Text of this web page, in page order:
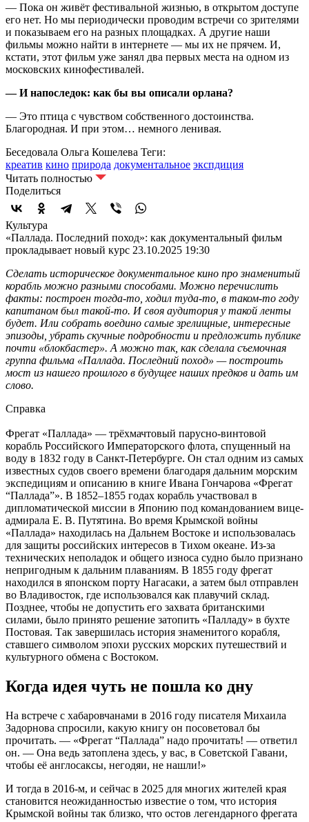
— Пока он живёт фестивальной жизнью, в открытом доступе
его нет. Но мы периодически проводим встречи со зрителями
и показываем его на разных площадках. А другие наши
фильмы можно найти в интернете — мы их не прячем. И,
кстати, этот фильм уже занял два первых места на одном из
московских кинофестивалей.
— И напоследок: как бы вы описали орлана?
— Это птица с чувством собственного достоинства.
Благородная. И при этом… немного ленивая.
Беседовала Ольга Кошелева Теги:
креатив кино природа документальное экспдиция
Читать полностью
Поделиться
Культура
«Паллада. Последний поход»: как документальный фильм
прокладывает новый курс 23.10.2025 19:30
Сделать историческое документальное кино про знаменитый
корабль можно разными способами. Можно перечислить
факты: построен тогда-то, ходил туда-то, в таком-то году
капитаном был такой-то. И своя аудитория у такой ленты
будет. Или собрать воедино самые зрелищные, интересные
эпизоды, убрать скучные подробности и предложить публике
почти «блокбастер». А можно так, как сделала съемочная
группа фильма «Паллада. Последний поход» — построить
мост из нашего прошлого в будущее наших предков и дать им
слово.
Справка
Фрегат «Паллада» — трёхмачтовый парусно-винтовой
корабль Российского Императорского флота, спущенный на
воду в 1832 году в Санкт-Петербурге. Он стал одним из самых
известных судов своего времени благодаря дальним морским
экспедициям и описанию в книге Ивана Гончарова «Фрегат
“Паллада”». В 1852–1855 годах корабль участвовал в
дипломатической миссии в Японию под командованием вице-
адмирала Е. В. Путятина. Во время Крымской войны
«Паллада» находилась на Дальнем Востоке и использовалась
для защиты российских интересов в Тихом океане. Из-за
технических неполадок и общего износа судно было признано
непригодным к дальним плаваниям. В 1855 году фрегат
находился в японском порту Нагасаки, а затем был отправлен
во Владивосток, где использовался как плавучий склад.
Позднее, чтобы не допустить его захвата британскими
силами, было принято решение затопить «Палладу» в бухте
Постовая. Так завершилась история знаменитого корабля,
ставшего символом эпохи русских морских путешествий и
культурного обмена с Востоком.
Когда идея чуть не пошла ко дну
На встрече с хабаровчанами в 2016 году писателя Михаила
Задорнова спросили, какую книгу он посоветовал бы
прочитать. — «Фрегат “Паллада” надо прочитать! — ответил
он. — Она ведь затоплена здесь, у вас, в Советской Гавани,
чтобы её англосаксы, негодяи, не нашли!»
И тогда в 2016-м, и сейчас в 2025 для многих жителей края
становится неожиданностью известие о том, что история
Крымской войны так близко, что остов легендарного фрегата